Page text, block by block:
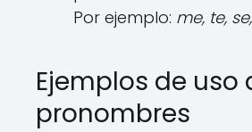
Por ejemplo: me, te,
Ejemplos de uso
pronombres